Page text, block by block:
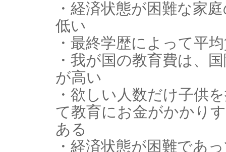
・経済状態が困難な家
低い
・最終学歴によって平
・我が国の教育費は、
が高い
・欲しい人数だけ子供
て教育にお金がかかり
ある
・経済状態が困難であ